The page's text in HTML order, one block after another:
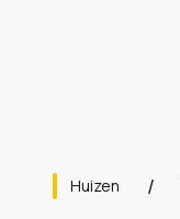
Huizen